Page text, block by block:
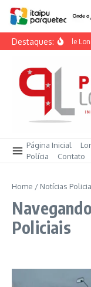
Ir para o conteúdo
Destaques:Atletas de
Página Inicial
Polícia
Contato
Home / Notícias
Policiais